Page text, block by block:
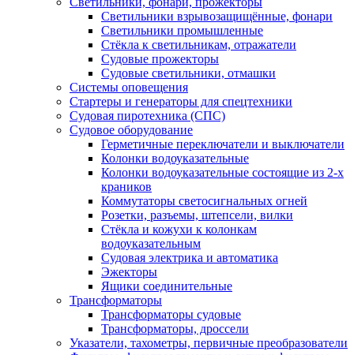
Светильники взрывозащищённые, фонари
Светильники промышленные
Стёкла к светильникам, отражатели
Судовые прожекторы
Судовые светильники, отмашки
Системы оповещения
Стартеры и генераторы для спецтехники
Судовая пиротехника (СПС)
Судовое оборудование
Герметичные переключатели и выключатели
Колонки водоуказательные
Колонки водоуказательные состоящие из 2-х
краников
Коммутаторы светосигнальных огней
Розетки, разъемы, штепсели, вилки
Стёкла и кожухи к колонкам
водоуказательным
Судовая электрика и автоматика
Эжекторы
Ящики соединительные
Трансформаторы
Трансформаторы судовые
Трансформаторы, дроссели
Указатели, тахометры, первичные преобразователи